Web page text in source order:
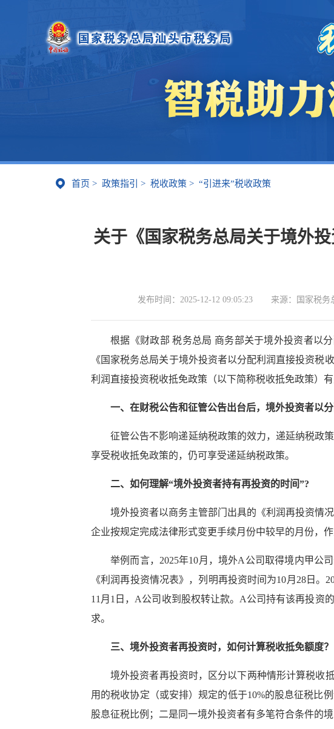
首页 > 政策指引 > 税收政策 > “引进来”税收政策
关于《国家税务总局关于境外
发布时间： 2025-12-12 09:05:23 来源： 国家税务
根据《财政部 税务总局 商务部关于境外投资者以
《国家税务总局关于境外投资者以分配利润直接投资税
利润直接投资税收抵免政策（以下简称税收抵免政策）有
一、在财税公告和征管公告出台后，境外投资者以
征管公告不影响递延纳税政策的效力，递延纳税政
享受税收抵免政策的，仍可享受递延纳税政策。
二、如何理解“境外投资者持有再投资的时间”?
境外投资者以商务主管部门出具的《利润再投资情
企业按规定完成法律形式变更手续月份中较早的月份，
举例而言，2025年10月，境外A公司取得境内甲公
《利润再投资情况表》，列明再投资时间为10月28日
11月1日，A公司收到股权转让款。A公司持有该再投资
求。
三、境外投资者再投资时，如何计算税收抵免额度？
境外投资者再投资时，区分以下两种情形计算税收
用的税收协定（或安排）规定的低于10%的股息征税比
股息征税比例；二是同一境外投资者有多笔符合条件的